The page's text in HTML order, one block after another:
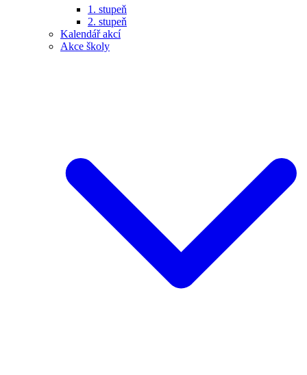
1. stupeň
2. stupeň
Kalendář akcí
Akce školy